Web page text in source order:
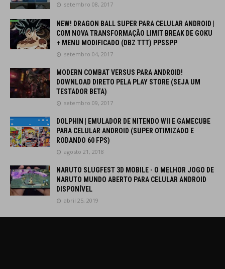
setembro 08, 2017
NEW! DRAGON BALL SUPER PARA CELULAR ANDROID |
COM NOVA TRANSFORMAÇÃO LIMIT BREAK DE GOKU
+ MENU MODIFICADO (DBZ TTT) PPSSPP
setembro 04, 2017
MODERN COMBAT VERSUS PARA ANDROID!
DOWNLOAD DIRETO PELA PLAY STORE (SEJA UM
TESTADOR BETA)
setembro 09, 2017
DOLPHIN | EMULADOR DE NITENDO WII E GAMECUBE
PARA CELULAR ANDROID (SUPER OTIMIZADO E
RODANDO 60 FPS)
agosto 21, 2018
NARUTO SLUGFEST 3D MOBILE - O MELHOR JOGO DE
NARUTO MUNDO ABERTO PARA CELULAR ANDROID
DISPONÍVEL
abril 25, 2019